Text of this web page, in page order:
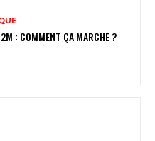
: COMMENT ÇA MARCHE ?